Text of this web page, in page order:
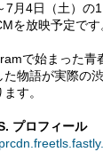
7月4日（土）の
を放映予定です
で始まった青
た物語が実際の
す。
プロフィール